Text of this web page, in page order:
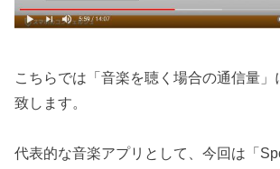
こちらでは「音楽を聴く場合の通信量」
致します。
代表的な音楽アプリとして、今回は「